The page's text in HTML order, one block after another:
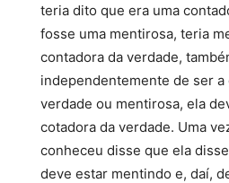
teria dito que era uma
fosse uma mentirosa, teria
contadora da verdade,
independentemente de ser a
verdade ou mentirosa, ela
cotadora da verdade. Uma
conheceu disse que ela
deve estar mentindo e, daí,